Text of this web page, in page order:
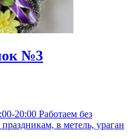
№3
20:00 Работаем без
в метель, ураган